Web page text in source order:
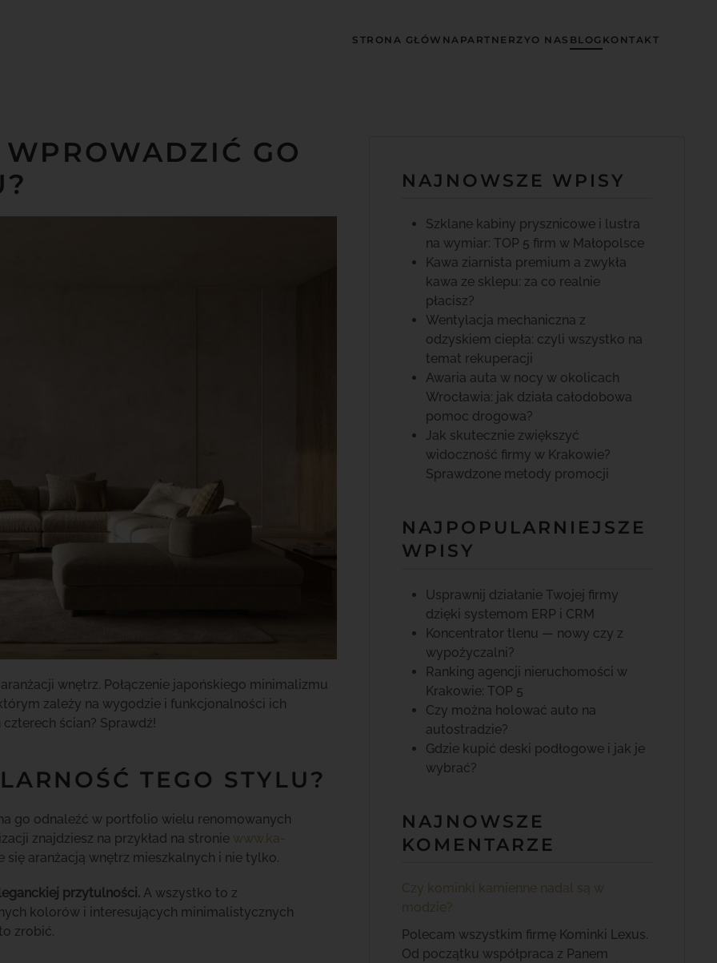
STRONA GŁÓWNA PARTNERZY O NAS BLOG KONTAKT
GO
wnętrz. Połączenie japońskiego minimalizmu
zależy na wygodzie i funkcjonalności ich
ścian? Sprawdź!
TEGO STYLU?
go odnaleźć w portfolio wielu renomowanych
znajdziesz na przykład na stronie www.ka-
się aranżacją wnętrz mieszkalnych i nie tylko.
przytulności. A wszystko to z
kolorów i interesujących minimalistycznych
zrobić.
NAJNOWSZE WPISY
Szklane kabiny prysznicowe i lustra
na wymiar: TOP 5 firm w Małopolsce
Kawa ziarnista premium a zwykła
kawa ze sklepu: za co realnie
płacisz?
Wentylacja mechaniczna z
odzyskiem ciepła: czyli wszystko na
temat rekuperacji
Awaria auta w nocy w okolicach
Wrocławia: jak działa całodobowa
pomoc drogowa?
Jak skutecznie zwiększyć
widoczność firmy w Krakowie?
Sprawdzone metody promocji
NAJPOPULARNIEJSZE
WPISY
Usprawnij działanie Twojej firmy
dzięki systemom ERP i CRM
Koncentrator tlenu — nowy czy z
wypożyczalni?
Ranking agencji nieruchomości w
Krakowie: TOP 5
Czy można holować auto na
autostradzie?
Gdzie kupić deski podłogowe i jak je
wybrać?
NAJNOWSZE
KOMENTARZE
Czy kominki kamienne nadal są w
modzie?
Polecam wszystkim firmę Kominki Lexus.
Od początku współpraca z Panem